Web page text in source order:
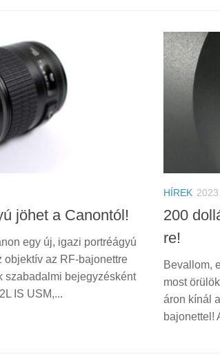
jöhet a Canontól!
egy új, igazi portréágyú
objektív az RF-bajonettre
szabadalmi bejegyzésként
IS USM,...
HÍREK
200
re!
Bevallom,
most
áron kínál
bajonettel!